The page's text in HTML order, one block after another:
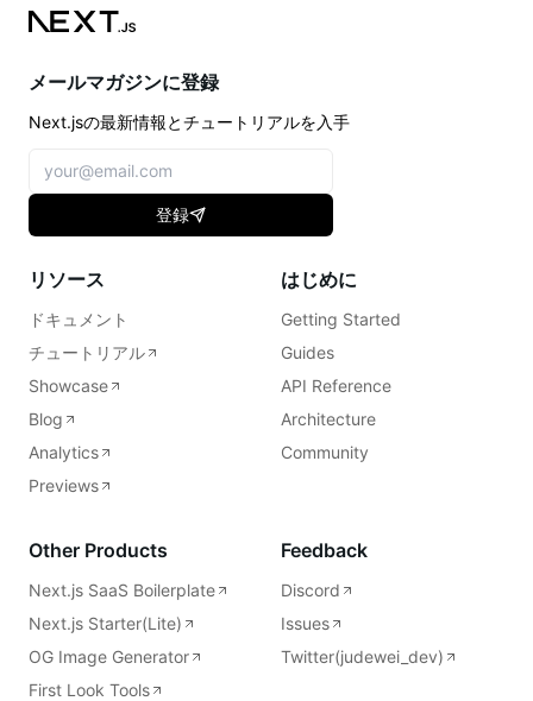
メールマガジンに登録
Next.jsの最新情報とチュートリアルを入手
登録
リソース
ドキュメント
チュートリアル
Showcase
Blog
Analytics
Previews
はじめに
Getting Started
Guides
API Reference
Architecture
Community
Other Products
Next.js SaaS Boilerplate
Next.js Starter(Lite)
OG Image Generator
First Look Tools
Feedback
Discord
Issues
Twitter(judewei_dev)